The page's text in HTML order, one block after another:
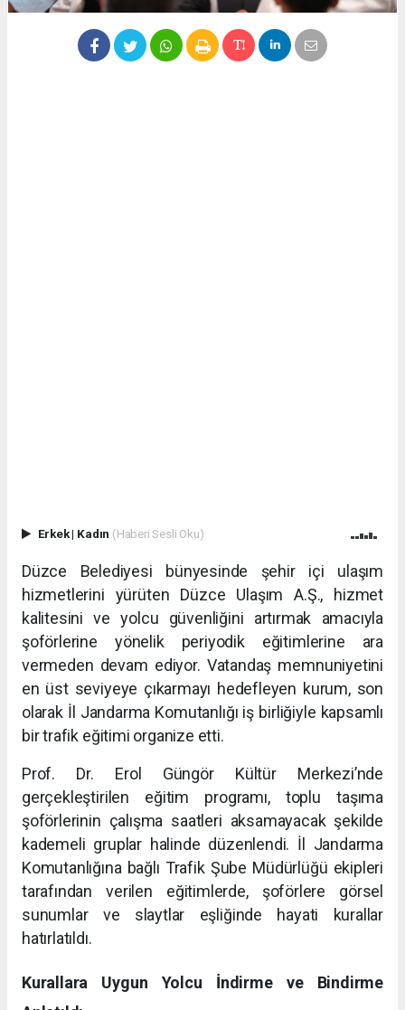
Erkek| Kadın (Haberi Sesli Oku)
Düzce Belediyesi bünyesinde şehir içi ulaşım
hizmetlerini yürüten Düzce Ulaşım A.Ş., hizmet
kalitesini ve yolcu güvenliğini artırmak amacıyla
şoförlerine yönelik periyodik eğitimlerine ara
vermeden devam ediyor. Vatandaş memnuniyetini
en üst seviyeye çıkarmayı hedefleyen kurum, son
olarak İl Jandarma Komutanlığı iş birliğiyle kapsamlı
bir trafik eğitimi organize etti.
Prof. Dr. Erol Güngör Kültür Merkezi’nde
gerçekleştirilen eğitim programı, toplu taşıma
şoförlerinin çalışma saatleri aksamayacak şekilde
kademeli gruplar halinde düzenlendi. İl Jandarma
Komutanlığına bağlı Trafik Şube Müdürlüğü ekipleri
tarafından verilen eğitimlerde, şoförlere görsel
sunumlar ve slaytlar eşliğinde hayati kurallar
hatırlatıldı.
Kurallara Uygun Yolcu İndirme ve Bindirme